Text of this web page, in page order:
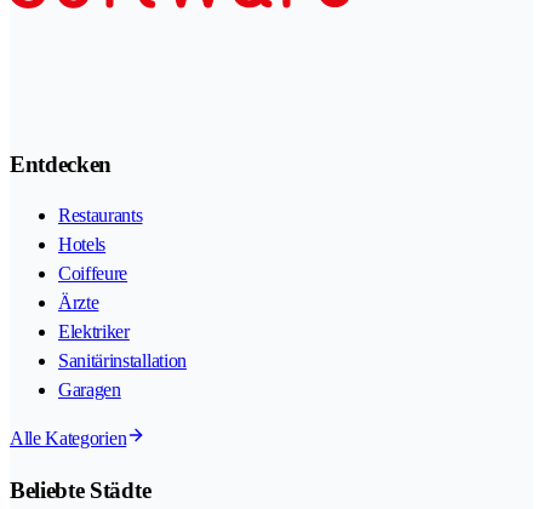
Entdecken
Restaurants
Hotels
Coiffeure
Ärzte
Elektriker
Sanitärinstallation
Garagen
Alle Kategorien
Beliebte Städte